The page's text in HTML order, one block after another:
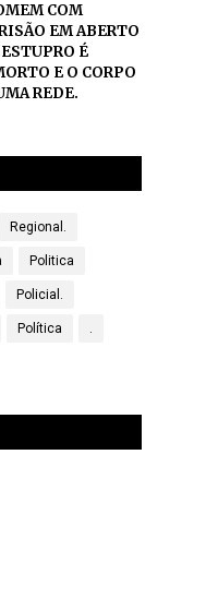
COM
EM ABERTO
É
E O CORPO
REDE.
Regional.
Politica
Policial.
Política .